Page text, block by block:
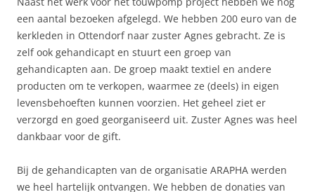
een aantal bezoeken afgelegd. We hebben 200 euro van de
kerkleden in Ottendorf naar zuster Agnes gebracht. Ze is
zelf ook gehandicapt en stuurt een groep van
gehandicapten aan. De groep maakt textiel en andere
producten om te verkopen, waarmee ze (deels) in eigen
levensbehoeften kunnen voorzien. Het geheel ziet er
verzorgd en goed georganiseerd uit. Zuster Agnes was heel
dankbaar voor de gift.
Bij de gehandicapten van de organisatie ARAPHA werden
we heel hartelijk ontvangen. We hebben de donaties van